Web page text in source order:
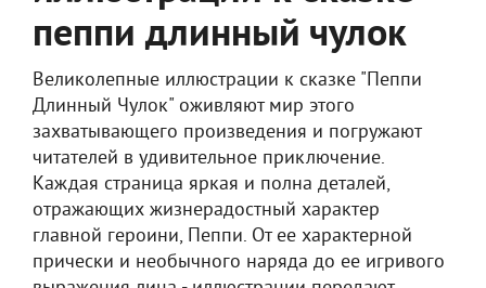
пеппи длинный чулок
Великолепные иллюстрации к сказке "Пеппи
Длинный Чулок" оживляют мир этого
захватывающего произведения и погружают
читателей в удивительное приключение.
Каждая страница яркая и полна деталей,
отражающих жизнерадостный характер
главной героини, Пеппи. От ее характерной
прически и необычного наряда до ее игривого